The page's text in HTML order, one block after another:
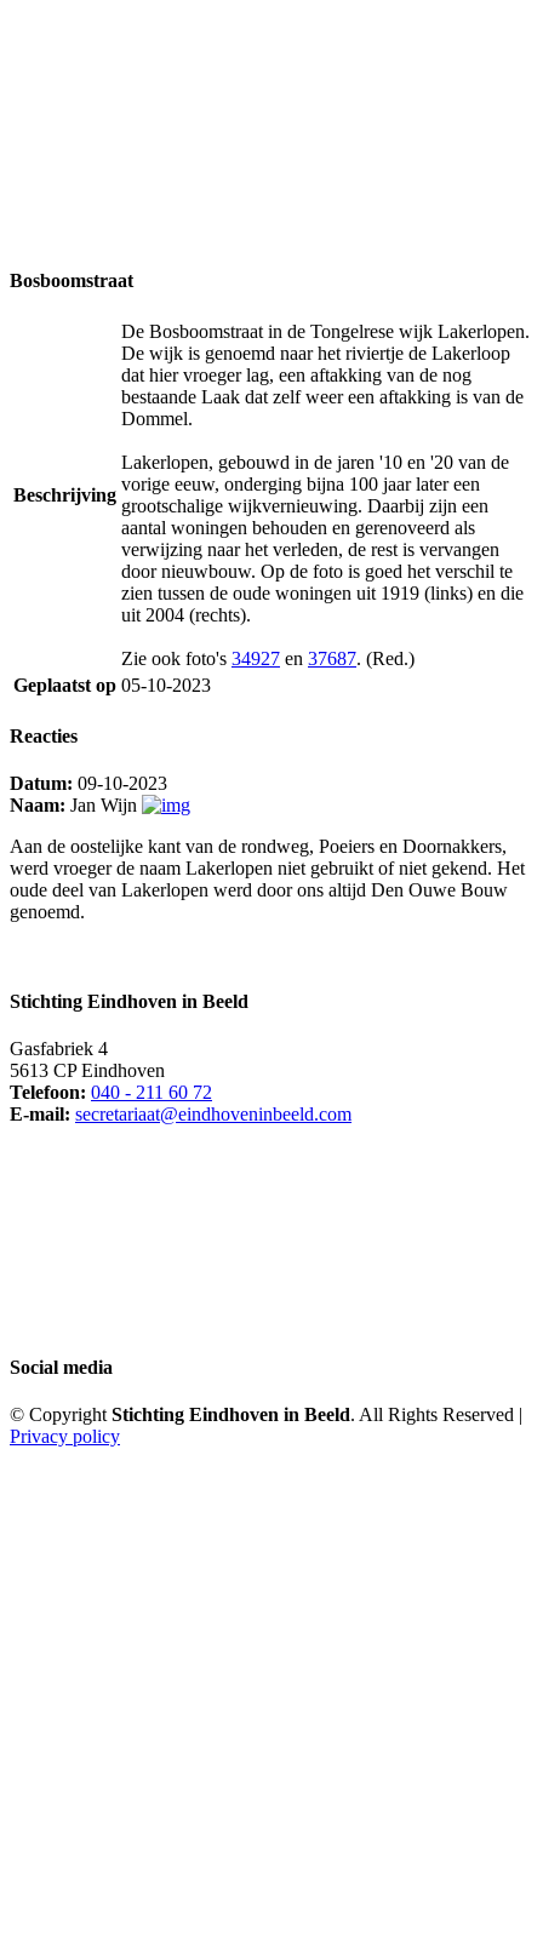
Bosboomstraat
Beschrijving
De Bosboomstraat in de Tongelrese wijk Lakerlopen.
De wijk is genoemd naar het riviertje de Lakerloop
dat hier vroeger lag, een aftakking van de nog
bestaande Laak dat zelf weer een aftakking is van de
Dommel.
Lakerlopen, gebouwd in de jaren '10 en '20 van de
vorige eeuw, onderging bijna 100 jaar later een
grootschalige wijkvernieuwing. Daarbij zijn een
aantal woningen behouden en gerenoveerd als
verwijzing naar het verleden, de rest is vervangen
door nieuwbouw. Op de foto is goed het verschil te
zien tussen de oude woningen uit 1919 (links) en die
uit 2004 (rechts).
Zie ook foto's 34927 en 37687. (Red.)
Geplaatst op 05-10-2023
Reacties
Datum: 09-10-2023
Naam: Jan Wijn
Aan de oostelijke kant van de rondweg, Poeiers en Doornakkers,
werd vroeger de naam Lakerlopen niet gebruikt of niet gekend. Het
oude deel van Lakerlopen werd door ons altijd Den Ouwe Bouw
genoemd.
Stichting Eindhoven in Beeld
Gasfabriek 4
5613 CP Eindhoven
Telefoon: 040 - 211 60 72
E-mail: secretariaat@eindhoveninbeeld.com
Social media
© CopyrightStichting Eindhoven in Beeld. All Rights Reserved |
Privacy policy